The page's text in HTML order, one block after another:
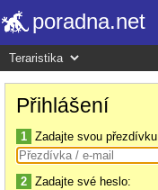
poradna.net
Přihlášení
1 Zadajte svou
2 Zadajte své heslo: